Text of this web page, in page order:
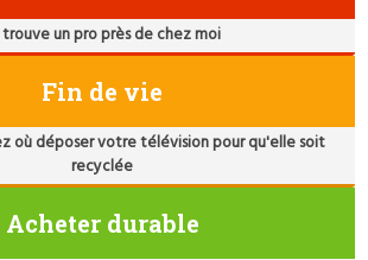
trouve un pro près de chez moi
Fin de vie
où déposer votre télévision pour qu'elle soit
recyclée
Acheter durable